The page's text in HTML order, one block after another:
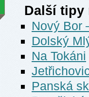
Další tipy
Nový Bor
Dolský
Na Tokáni
Panská